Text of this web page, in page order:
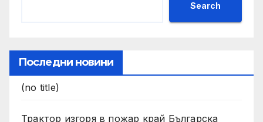
Search
Последни новини
(no title)
Трактор изгоря в пожар край Българска